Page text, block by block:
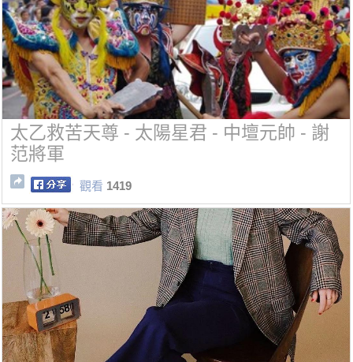
太乙救苦天尊 - 太陽星君 - 中壇元帥 - 謝
范將軍
觀看 1419